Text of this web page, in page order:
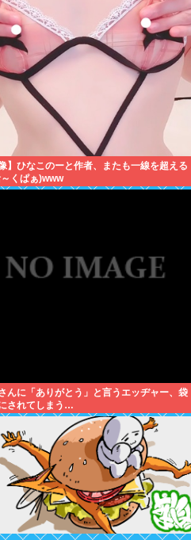
像】ひなこのーと作者、またも一線を超える
くぱぁ)www
んに「ありがとう」と言うエッヂャー、袋
されてしまう…